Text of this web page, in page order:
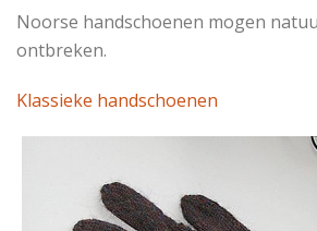
Noorse handschoenen mogen
ontbreken.
Klassieke handschoenen